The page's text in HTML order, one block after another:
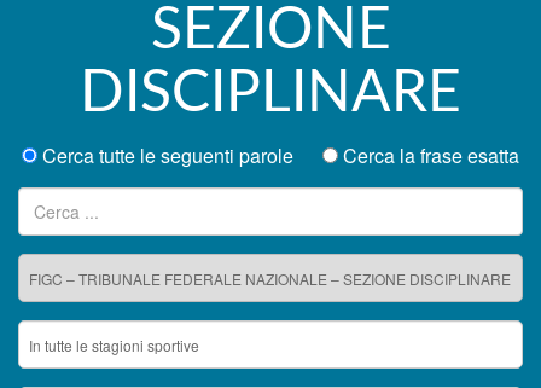
SEZIONE
DISCIPLINARE
Cerca tutte le seguenti parole
Cerca la frase esatta
Ricerca per: